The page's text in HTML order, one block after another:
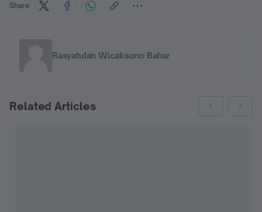
Share
Rasyahdan Wicaksono Bahar
Related Articles